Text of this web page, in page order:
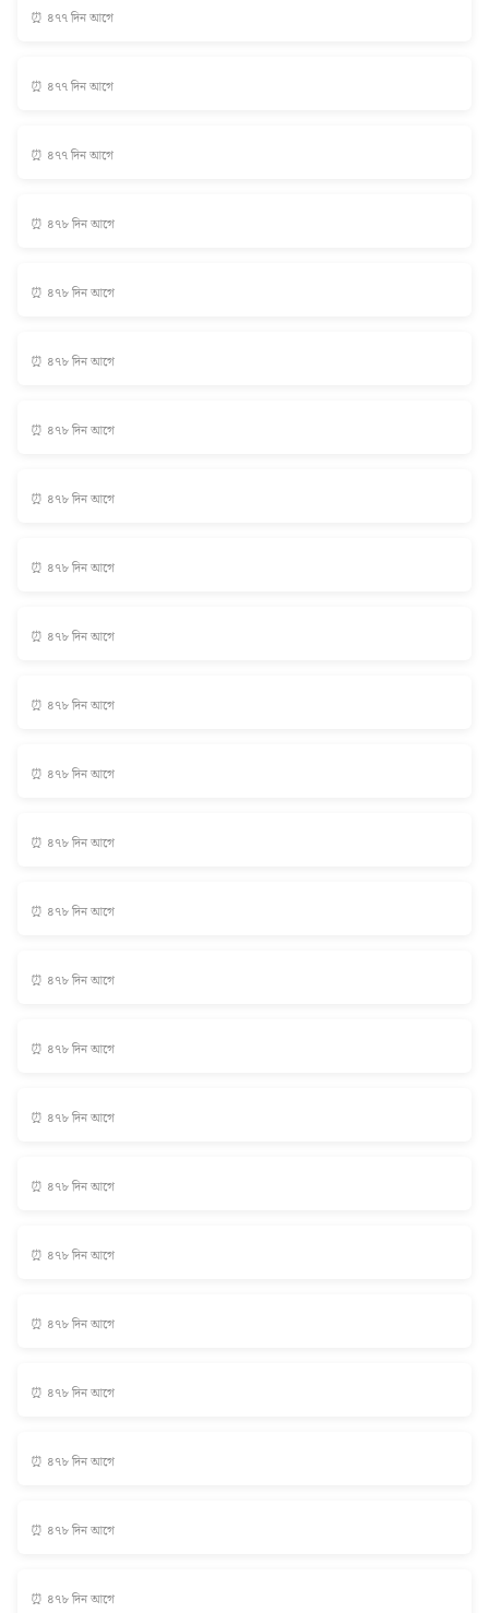
⏰ ৪৭৭ দিন আগে
⏰ ৪৭৭ দিন আগে
⏰ ৪৭৭ দিন আগে
⏰ ৪৭৮ দিন আগে
⏰ ৪৭৮ দিন আগে
⏰ ৪৭৮ দিন আগে
⏰ ৪৭৮ দিন আগে
⏰ ৪৭৮ দিন আগে
⏰ ৪৭৮ দিন আগে
⏰ ৪৭৮ দিন আগে
⏰ ৪৭৮ দিন আগে
⏰ ৪৭৮ দিন আগে
⏰ ৪৭৮ দিন আগে
⏰ ৪৭৮ দিন আগে
⏰ ৪৭৮ দিন আগে
⏰ ৪৭৮ দিন আগে
⏰ ৪৭৮ দিন আগে
⏰ ৪৭৮ দিন আগে
⏰ ৪৭৮ দিন আগে
⏰ ৪৭৮ দিন আগে
⏰ ৪৭৮ দিন আগে
⏰ ৪৭৮ দিন আগে
⏰ ৪৭৮ দিন আগে
⏰ ৪৭৮ দিন আগে